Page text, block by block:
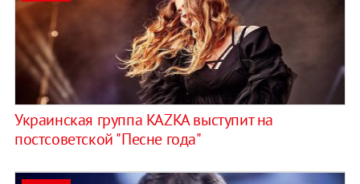
Украинская группа KAZKA выступит на
постсоветской "Песне года"